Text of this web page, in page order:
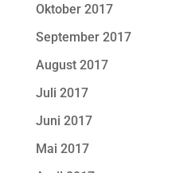
Oktober 2017
September 2017
August 2017
Juli 2017
Juni 2017
Mai 2017